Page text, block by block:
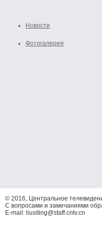
Новости
Фотогалерея
© 2016, Центральное
С вопросами и замечаниями
E-mail: liusiting@staff.cntv.cn